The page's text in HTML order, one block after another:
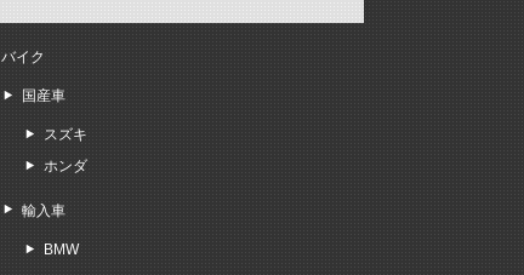
バイク
国産車
スズキ
ホンダ
輸入車
BMW